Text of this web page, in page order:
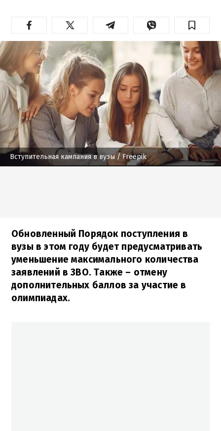
Вступительная кампания в вузы / Freepik
Обновленный Порядок поступления в
вузы в этом году будет предусматривать
уменьшение максимального количества
заявлений в ЗВО. Также – отмену
дополнительных баллов за участие в
олимпиадах.